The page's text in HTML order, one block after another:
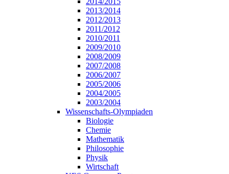
2013/2014
2012/2013
2011/2012
2010/2011
2009/2010
2008/2009
2007/2008
2006/2007
2005/2006
2004/2005
2003/2004
Wissenschafts-Olympiaden
Biologie
Chemie
Mathematik
Philosophie
Physik
Wirtschaft